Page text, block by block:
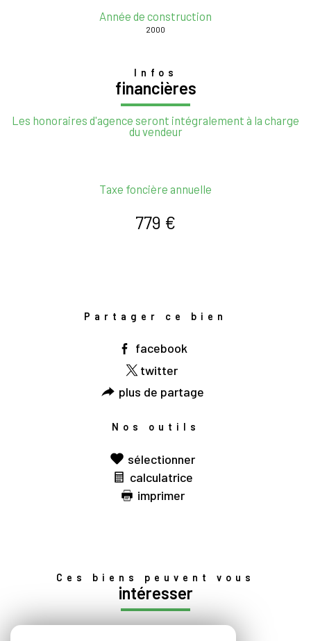
Année de construction
2000
Infos
financières
Les honoraires d'agence seront intégralement à la charge
du vendeur
Taxe foncière annuelle
779 €
Partager ce bien
facebook
twitter
plus de partage
Nos outils
sélectionner
calculatrice
imprimer
Ces biens peuvent vous
intéresser